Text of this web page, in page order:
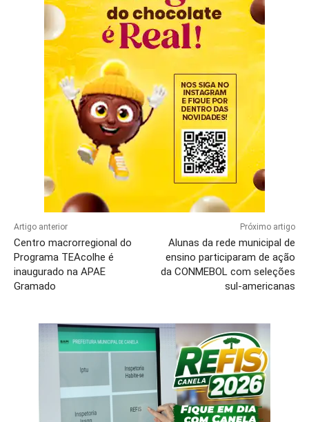
Artigo anterior
Centro macrorregional do
Programa TEAcolhe é
inaugurado na APAE
Gramado
Próximo artigo
Alunas da rede municipal de
ensino participaram de ação
da CONMEBOL com seleções
sul-americanas